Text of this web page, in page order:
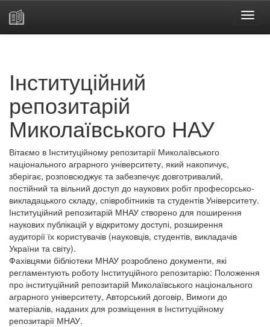
Інституційний
репозитарій
Миколаївського НАУ
Вітаємо в Інституційному репозитарії Миколаївського
національного аграрного університету, який накопичує,
зберігає, розповсюджує та забезпечує довготривалий,
постійний та вільний доступ до наукових робіт професорсько-
викладацького складу, співробітників та студентів Університету.
Інституційний репозитарій МНАУ створено для поширення
наукових публікацій у відкритому доступі, розширення
аудиторії їх користувачів (науковців, студентів, викладачів
України та світу).
Фахівцями бібліотеки МНАУ розроблено документи, які
регламентують роботу Інституційного репозитарію: Положення
про інституційний репозитарій Миколаївського національного
аграрного університету, Авторський договір, Вимоги до
матеріалів, наданих для розміщення в Інституційному
репозитарії МНАУ.